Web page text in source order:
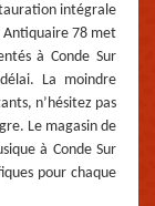
intégrale
78 met
à Conde Sur
La moindre
n’hésitez pas
Le magasin de
à Conde Sur
pour chaque